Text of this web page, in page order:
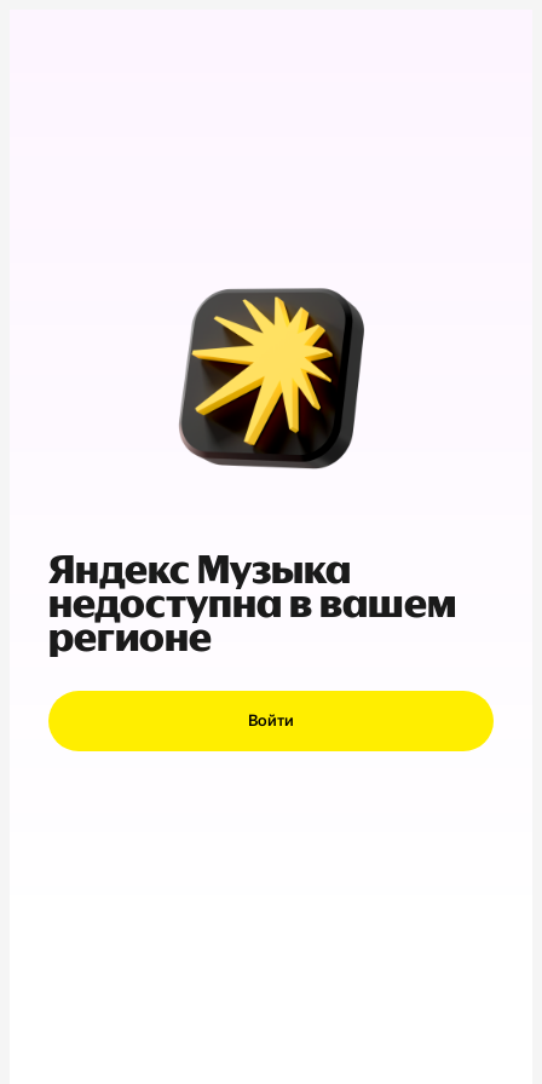
Яндекс Музыка
недоступна в вашем
регионе
Войти